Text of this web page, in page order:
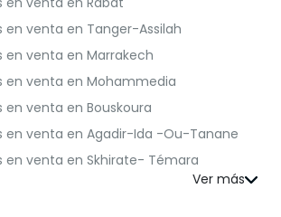
en venta en Tanger-Assilah
en venta en Marrakech
en venta en Mohammedia
en venta en Bouskoura
en venta en Agadir-Ida -Ou-Tanane
en venta en Skhirate- Témara